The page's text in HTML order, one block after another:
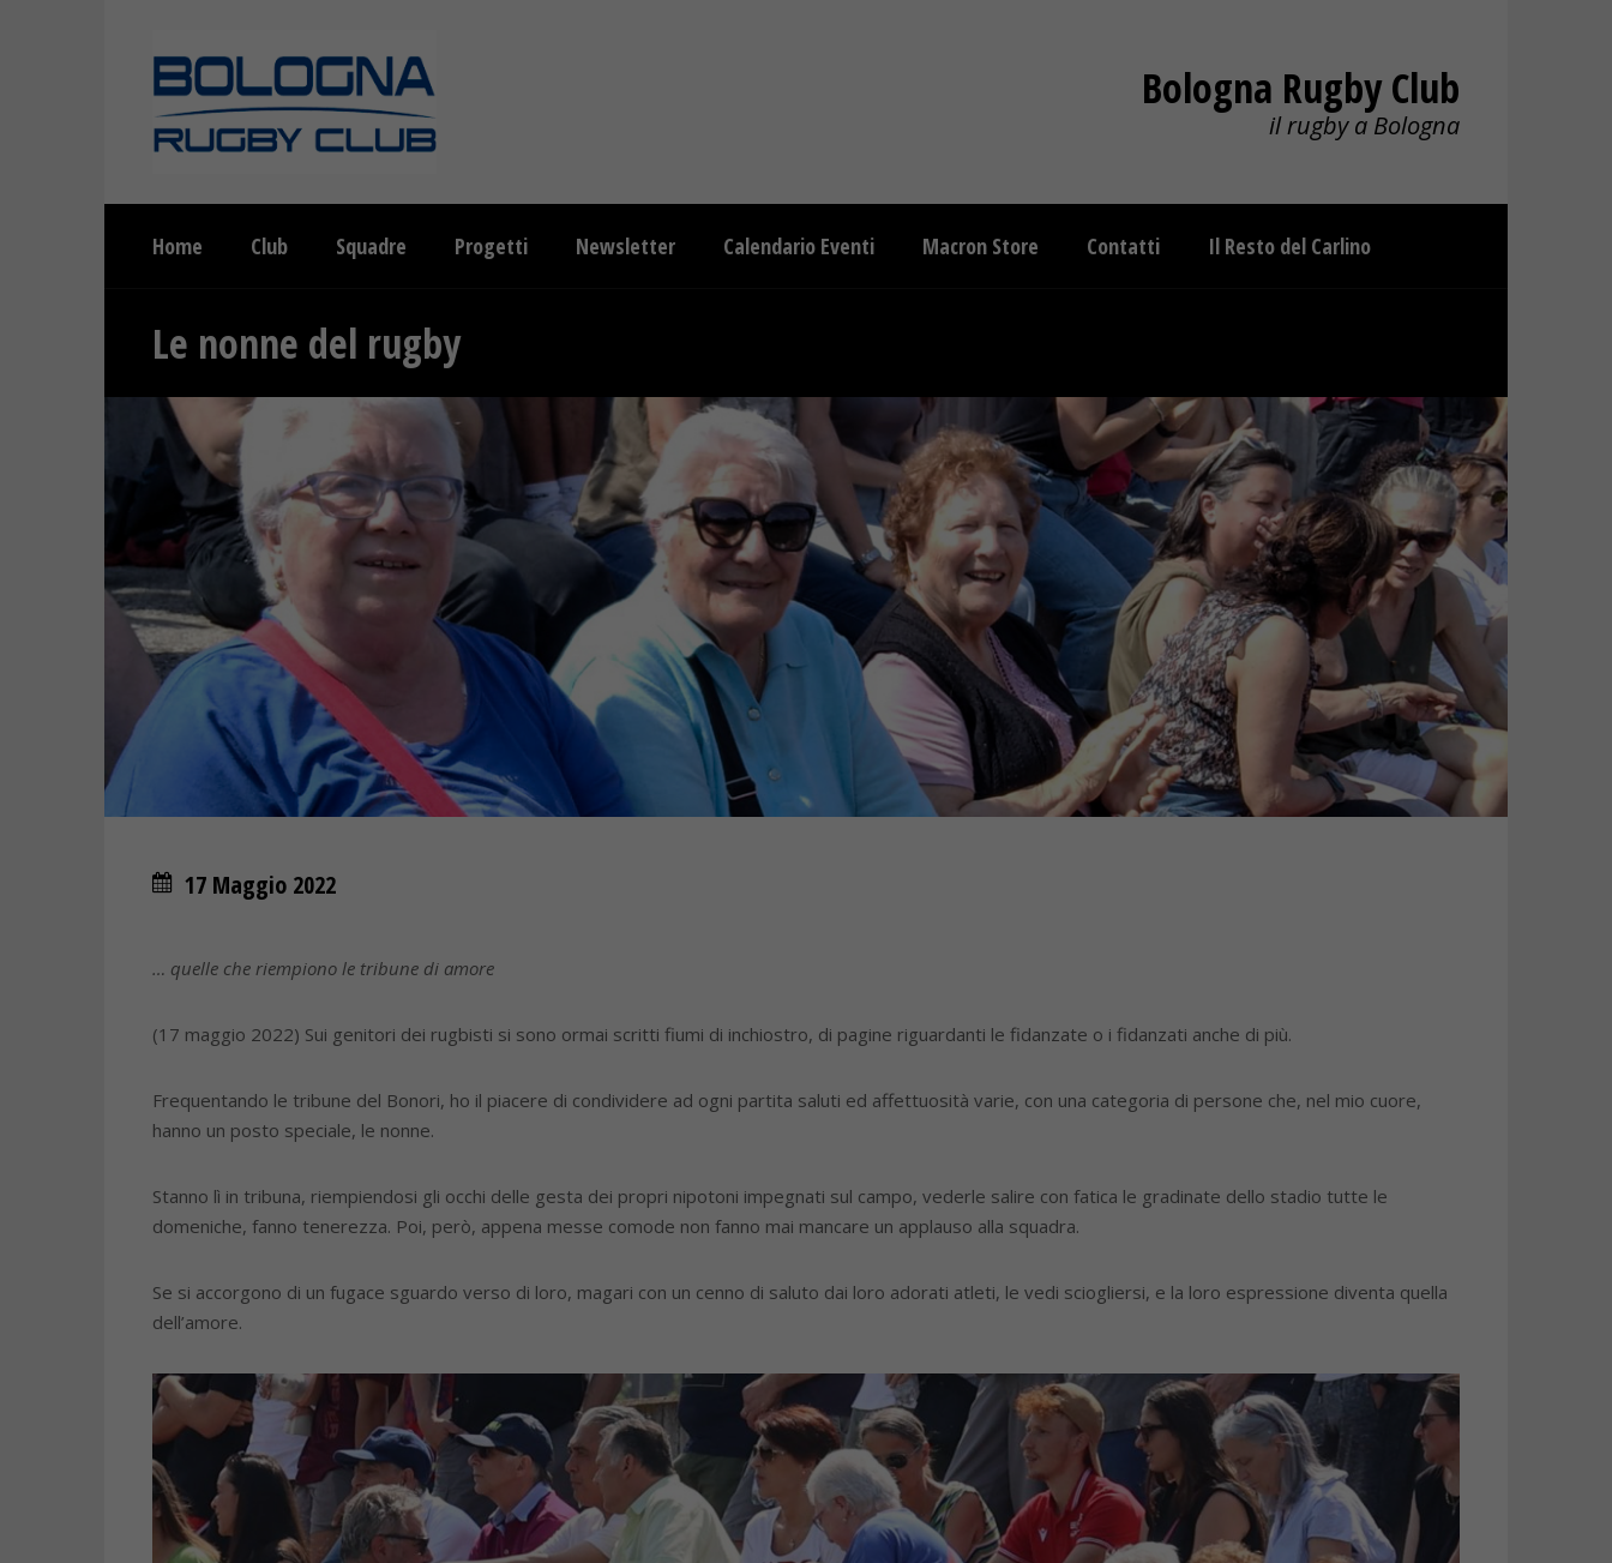
Bologna Rugby Club
il rugby a Bologna
Home Club Squadre Progetti Newsletter Calendario Eventi Macron Store Contatti Il Resto del Carlino
Le nonne del rugby
17 Maggio 2022
… quelle che riempiono le tribune di amore
(17 maggio 2022) Sui genitori dei rugbisti si sono ormai scritti fiumi di inchiostro, di pagine riguardanti le fidanzate o i fidanzati anche di più.
Frequentando le tribune del Bonori, ho il piacere di condividere ad ogni partita saluti ed affettuosità varie, con una categoria di persone che, nel mio cuore,
hanno un posto speciale, le nonne.
Stanno lì in tribuna, riempiendosi gli occhi delle gesta dei propri nipotoni impegnati sul campo, vederle salire con fatica le gradinate dello stadio tutte le
domeniche, fanno tenerezza. Poi, però, appena messe comode non fanno mai mancare un applauso alla squadra.
Se si accorgono di un fugace sguardo verso di loro, magari con un cenno di saluto dai loro adorati atleti, le vedi sciogliersi, e la loro espressione diventa quella
dell’amore.